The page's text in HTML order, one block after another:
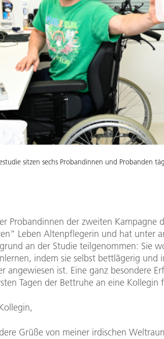
sitzen sechs Probandinnen und Probanden
Probandinnen der zweiten Kampagne
Leben Altenpflegerin und hat unter
an der Studie teilgenommen: Sie
indem sie selbst bettlägerig
angewiesen ist. Eine ganz besondere
Tagen der Bettruhe an eine Kollegin
Grüße von meiner irdischen